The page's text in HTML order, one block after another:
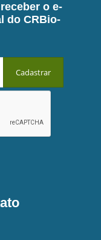
o e-
do CRBio-